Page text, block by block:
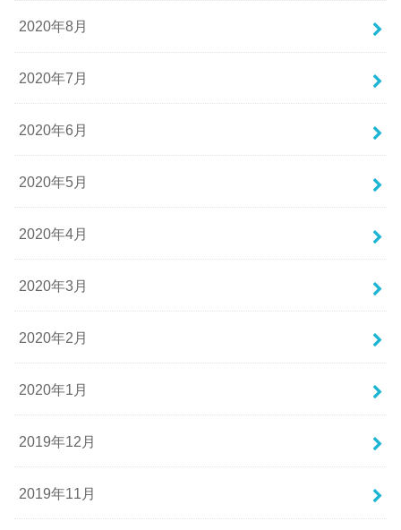
2020年8月
2020年7月
2020年6月
2020年5月
2020年4月
2020年3月
2020年2月
2020年1月
2019年12月
2019年11月